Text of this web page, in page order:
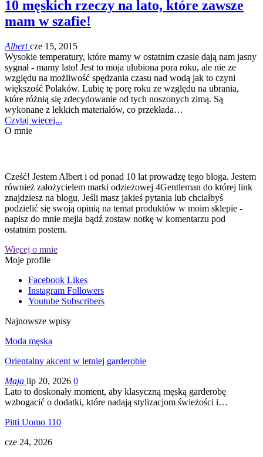
10 męskich rzeczy na lato, które zawsze
mam w szafie!
Albertcze 15, 2015
Wysokie temperatury, które mamy w ostatnim czasie dają nam jasny
sygnał - mamy lato! Jest to moja ulubiona pora roku, ale nie ze
względu na możliwość spędzania czasu nad wodą jak to czyni
większość Polaków. Lubię tę porę roku ze względu na ubrania,
które różnią się zdecydowanie od tych noszonych zimą. Są
wykonane z lekkich materiałów, co przekłada…
Czytaj więcej...
O mnie
Cześć! Jestem Albert i od ponad 10 lat prowadzę tego bloga. Jestem
również założycielem marki odzieżowej 4Gentleman do której link
znajdziesz na blogu. Jeśli masz jakieś pytania lub chciałbyś
podzielić się swoją opinią na temat produktów w moim sklepie -
napisz do mnie mejla bądź zostaw notkę w komentarzu pod
ostatnim postem.
Więcej o mnie
Moje profile
Facebook Likes
Instagram Followers
Youtube Subscribers
Najnowsze wpisy
Moda męska
Orientalny akcent w letniej garderobie
Maja lip 20, 2026 0
Lato to doskonały moment, aby klasyczną męską garderobę
wzbogacić o dodatki, które nadają stylizacjom świeżości i…
Pitti Uomo 110
cze 24, 2026